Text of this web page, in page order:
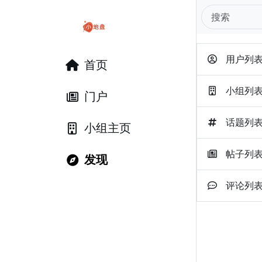
首页
门户
小组主页
发现
用户列表
小组列表
话题列表
帖子列表
评论列表